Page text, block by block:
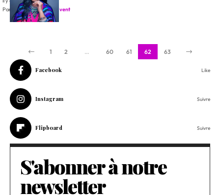
Par
Rédaction Alleluia Event
1 2 … 60 61 62 63
Facebook Like
Instagram Suivre
Flipboard Suivre
S'abonner à notre
newsletter